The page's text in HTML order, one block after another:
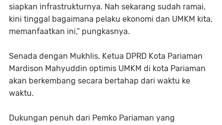
siapkan infrastrukturnya. Nah sekarang sudah ramai,
kini tinggal bagaimana pelaku ekonomi dan UMKM kita,
memanfaatkan ini,” pungkasnya.
Senada dengan Mukhlis, Ketua DPRD Kota Pariaman
Mardison Mahyuddin optimis UMKM di kota Pariaman
akan berkembang secara bertahap dari waktu ke
waktu.
Dukungan penuh dari Pemko Pariaman yang